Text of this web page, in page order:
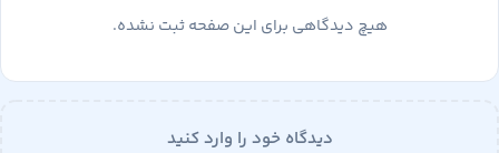
هیچ دیدگاهی برای این صفحه ثبت نشده.
دیدگاه خود را وارد کنید